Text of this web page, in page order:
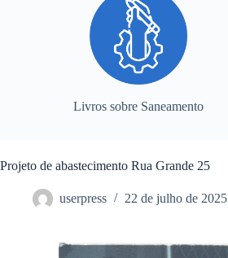
Livros sobre Saneamento
Projeto de abastecimento Rua Grande 25
userpress 22 de julho de 2025